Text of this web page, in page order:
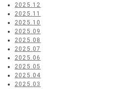
2025.12
2025.11
2025.10
2025.09
2025.08
2025.07
2025.06
2025.05
2025.04
2025.03